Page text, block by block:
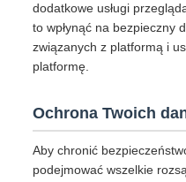
dodatkowe usługi
to wpłynąć na bezpieczny
związanych z platformą i
platformę.
Ochrona Twoich
Aby chronić
podejmować wszelkie